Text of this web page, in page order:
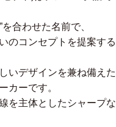
合わせた名前で、
のコンセプトを提案す
いデザインを兼ね備え
カーです。
を主体としたシャープ